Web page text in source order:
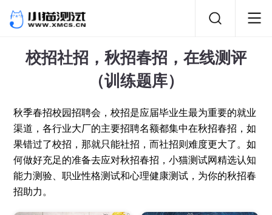
校招社招，秋招春招，在线测评
（训练题库）
秋季春招校园招聘会，校招是应届毕业生最为重要的就业
渠道，各行业大厂的主要招聘名额都集中在秋招春招，如
果错过了校招，那就只能社招，而社招则难度更大了。如
何做好充足的准备去应对秋招春招，小猫测试网精选认知
能力测验、职业性格测试和心理健康测试，为你的秋招春
招助力。